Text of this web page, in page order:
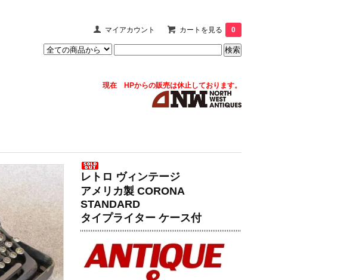
マイアカウント カートを見る 0
現在 HPからの販売は休止しております。
レトロ ヴィンテージ
アメリカ製 CORONA
STANDARD
タイプライター ケース付